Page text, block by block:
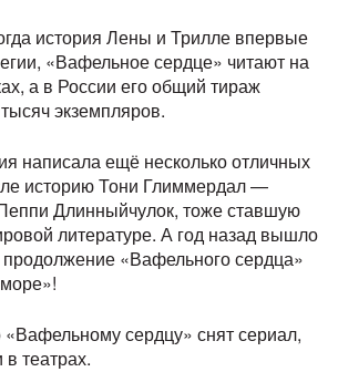
история Лены и Трилле впервые
«Вафельное сердце» читают на
а в России его общий тираж
экземпляров.
написала ещё несколько отличных
историю Тони Глиммердал —
Длинныйчулок, тоже ставшую
литературе. А год назад вышло
«Вафельного сердца»
сердцу» снят сериал,
в театрах.